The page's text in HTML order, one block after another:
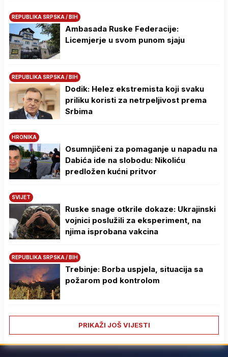
REPUBLIKA SRPSKA / BIH
Ambasada Ruske Federacije:
Licemjerje u svom punom sjaju
REPUBLIKA SRPSKA / BIH
Dodik: Helez ekstremista koji svaku
priliku koristi za netrpeljivost prema
Srbima
HRONIKA
Osumnjičeni za pomaganje u napadu na
Dabića ide na slobodu: Nikoliću
predložen kućni pritvor
SVIJET
Ruske snage otkrile dokaze: Ukrajinski
vojnici poslužili za eksperiment, na
njima isprobana vakcina
REPUBLIKA SRPSKA / BIH
Trebinje: Borba uspjela, situacija sa
požarom pod kontrolom
PRIKAŽI JOŠ VIJESTI